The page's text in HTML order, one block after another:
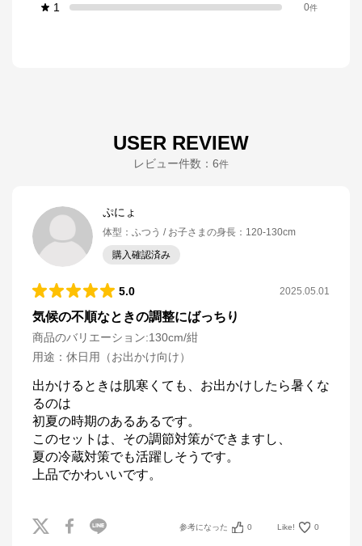
1 0件
USER REVIEW
レビュー件数： 6件
ぷにょ
体型 ： ふつう お子さまの身長 ： 120-130cm
購入確認済み
5.0 2025.05.01
気候の不順なときの調整にばっちり
商品のバリエーション:130cm/紺
用途 ： 休日用（お出かけ向け）
出かけるときは肌寒くても、お出かけしたら暑くな
るのは
初夏の時期のあるあるです。
このセットは、その調節対策ができますし、
夏の冷蔵対策でも活躍しそうです。
上品でかわいいです。
参考になった 0 Like! 0